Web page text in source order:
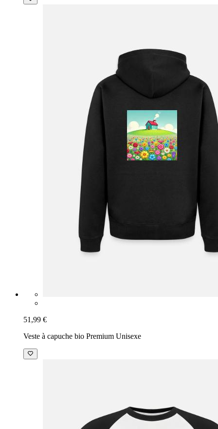
51,99 €
Veste à capuche bio Premium Unisexe